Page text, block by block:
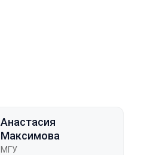
Анастасия
Максимова
МГУ